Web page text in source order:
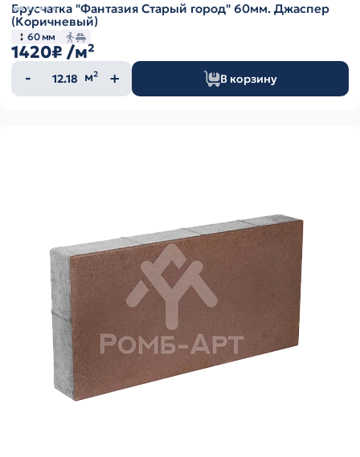
Брусчатка "Фантазия Старый город" 60мм. Джаспер
(Коричневый)
60 мм
1420₽ /м²
Количество
товара
м² В корзину